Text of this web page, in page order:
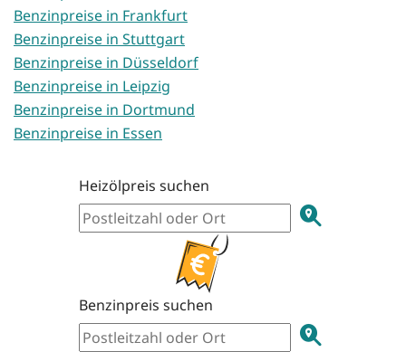
Benzinpreise in Frankfurt
Benzinpreise in Stuttgart
Benzinpreise in Düsseldorf
Benzinpreise in Leipzig
Benzinpreise in Dortmund
Benzinpreise in Essen
Heizölpreis suchen
Benzinpreis suchen